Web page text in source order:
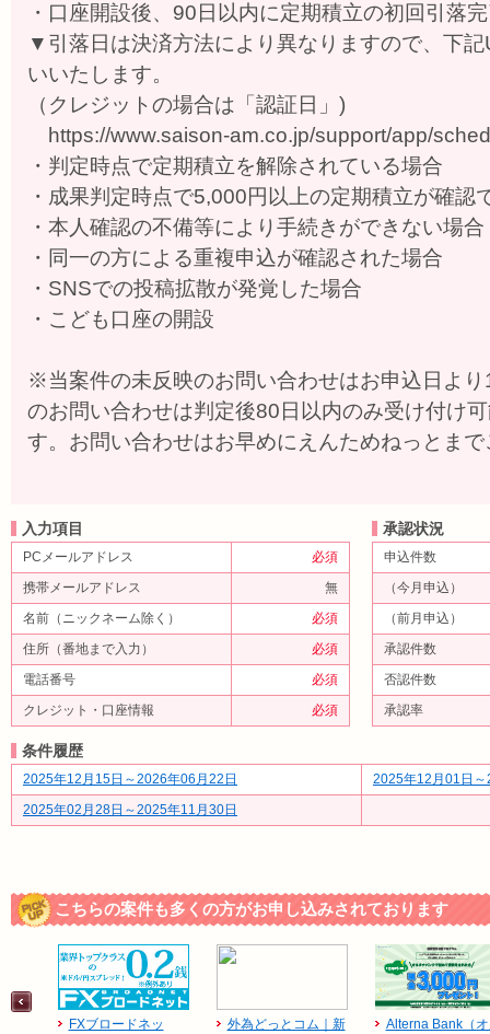
・口座開設後、90日以内に定期積立の初回引落
▼引落日は決済方法により異なりますので、下
いいたします。
（クレジットの場合は「認証日」)
https://www.saison-am.co.jp/support/app/
・判定時点で定期積立を解除されている場合
・成果判定時点で5,000円以上の定期積立が確認
・本人確認の不備等により手続きができない場合
・同一の方による重複申込が確認された場合
・SNSでの投稿拡散が発覚した場合
・こども口座の開設
※当案件の未反映のお問い合わせはお申込日よ
のお問い合わせは判定後80日以内のみ受け付け
す。お問い合わせはお早めにえんためねっとま
入力項目
PCメールアドレス
必須
携帯メールアドレス
無
名前（ニックネーム除く）
必須
住所（番地まで入力）
必須
電話番号
必須
クレジット・口座情報
必須
承認状況
申込件数
（今月申込）
（前月申込）
承認件数
否認件数
承認率
条件履歴
2025年12月15日～2026年06月22日
2025年12月01日
2025年02月28日～2025年11月30日
こちらの案件も多くの方がお申し込みされております
FXブロードネッ
外為どっとコム｜新
Alterna Bank（